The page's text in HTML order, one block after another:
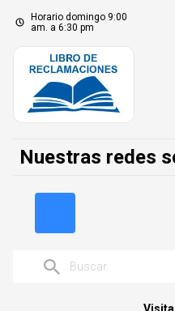
Horario domingo 9:00
am. a 6:30 pm
Nuestras redes